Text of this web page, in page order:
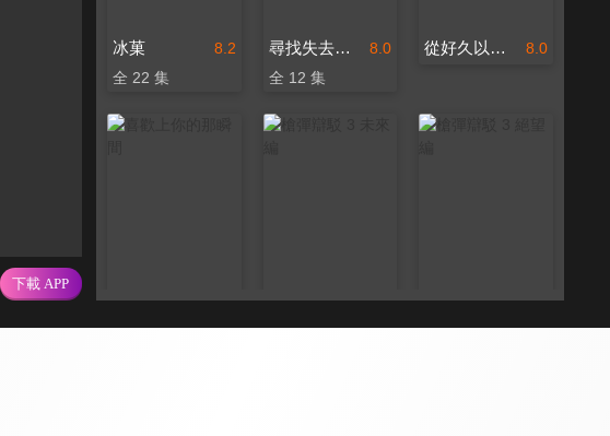
8.2
冰菓
全 22 集
8.0
尋找失去的未來
全 12 集
8.0
從好久以前就喜歡你